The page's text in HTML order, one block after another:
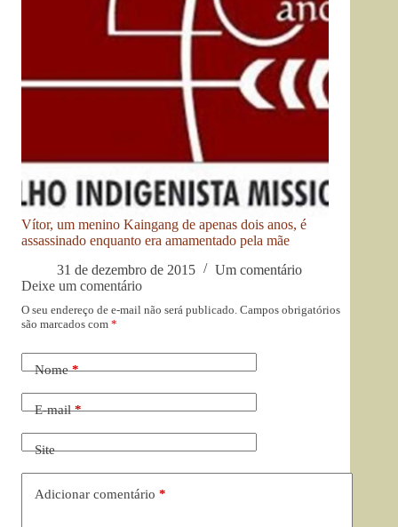
Vítor, um menino Kaingang de apenas dois anos, é
assassinado enquanto era amamentado pela mãe
31 de dezembro de 2015
Um comentário
Deixe um comentário
O seu endereço de e-mail não será publicado. Campos obrigatórios
são marcados com *
Nome*
E-mail*
Site
Adicionar comentário *